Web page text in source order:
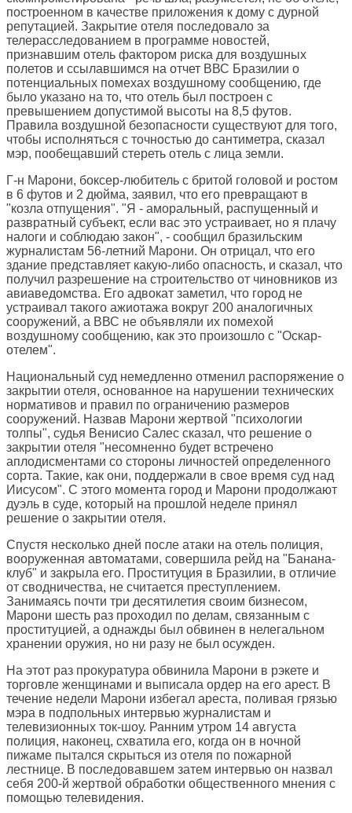
построенном в качестве приложения к дому с дурной
репутацией. Закрытие отеля последовало за
телерасследованием в программе новостей,
признавшим отель фактором риска для воздушных
полетов и ссылавшимся на отчет ВВС Бразилии о
потенциальных помехах воздушному сообщению, где
было указано на то, что отель был построен с
превышением допустимой высоты на 8,5 футов.
Правила воздушной безопасности существуют для того,
чтобы исполняться с точностью до сантиметра, сказал
мэр, пообещавший стереть отель с лица земли.
Г-н Марони, боксер-любитель с бритой головой и ростом
в 6 футов и 2 дюйма, заявил, что его превращают в
"козла отпущения". "Я - аморальный, распущенный и
развратный субъект, если вас это устраивает, но я плачу
налоги и соблюдаю закон", - сообщил бразильским
журналистам 56-летний Марони. Он отрицал, что его
здание представляет какую-либо опасность, и сказал, что
получил разрешение на строительство от чиновников из
авиаведомства. Его адвокат заметил, что город не
устраивал такого ажиотажа вокруг 200 аналогичных
сооружений, а ВВС не объявляли их помехой
воздушному сообщению, как это произошло с "Оскар-
отелем".
Национальный суд немедленно отменил распоряжение о
закрытии отеля, основанное на нарушении технических
нормативов и правил по ограничению размеров
сооружений. Назвав Марони жертвой "психологии
толпы", судья Венисио Салес сказал, что решение о
закрытии отеля "несомненно будет встречено
аплодисментами со стороны личностей определенного
сорта. Такие, как они, поддержали в свое время суд над
Иисусом". С этого момента город и Марони продолжают
дуэль в суде, который на прошлой неделе принял
решение о закрытии отеля.
Спустя несколько дней после атаки на отель полиция,
вооруженная автоматами, совершила рейд на "Банана-
клуб" и закрыла его. Проституция в Бразилии, в отличие
от сводничества, не считается преступлением.
Занимаясь почти три десятилетия своим бизнесом,
Марони шесть раз проходил по делам, связанным с
проституцией, а однажды был обвинен в нелегальном
хранении оружия, но ни разу не был осужден.
На этот раз прокуратура обвинила Марони в рэкете и
торговле женщинами и выписала ордер на его арест. В
течение недели Марони избегал ареста, поливая грязью
мэра в подпольных интервью журналистам и
телевизионных ток-шоу. Ранним утром 14 августа
полиция, наконец, схватила его, когда он в ночной
пижаме пытался скрыться из отеля по пожарной
лестнице. В последовавшем затем интервью он назвал
себя 200-й жертвой обработки общественного мнения с
помощью телевидения.